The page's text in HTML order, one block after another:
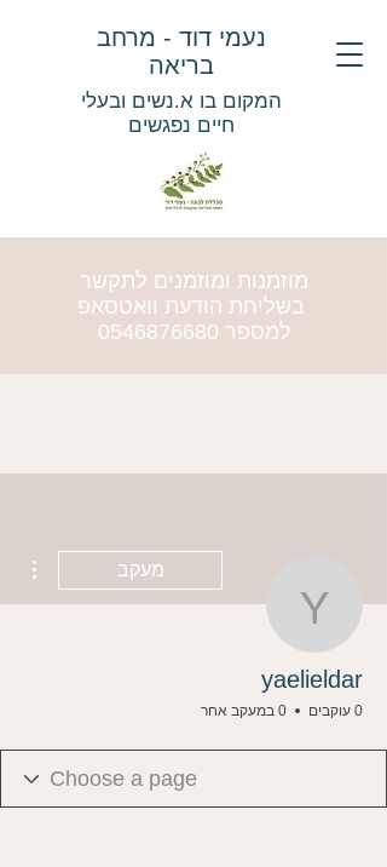
נעמי דוד - מרחב
בריאה
המקום בו א.נשים ובעלי
חיים נפגשים
מוזמנות ומוזמנים לתקשר
בשליחת הודעת וואטסאפ
למספר 0546876680
yaelieldar
מעקב
yaelieldar
0 עוקבים 0 במעקב אחר